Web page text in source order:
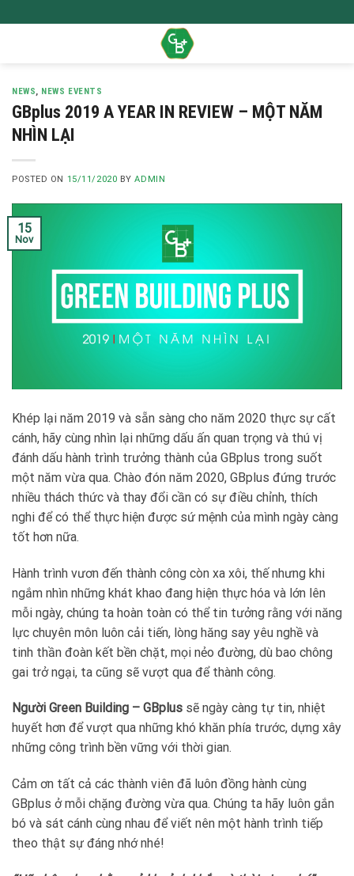
to
NEWS, NEWS EVENTS
GBplus 2019 A YEAR IN REVIEW – MỘT NĂM
NHÌN LẠI
POSTED ON 15/11/2020 BYADMIN
15
Nov
Khép lại năm 2019 và sẵn sàng cho năm 2020 thực sự cất
cánh, hãy cùng nhìn lại những dấu ấn quan trọng và thú vị
đánh dấu hành trình trưởng thành của GBplus trong suốt
một năm vừa qua. Chào đón năm 2020, GBplus đứng trước
nhiều thách thức và thay đổi cần có sự điều chỉnh, thích
nghi để có thể thực hiện được sứ mệnh của mình ngày càng
tốt hơn nữa.
Hành trình vươn đến thành công còn xa xôi, thế nhưng khi
ngắm nhìn những khát khao đang hiện thực hóa và lớn lên
mỗi ngày, chúng ta hoàn toàn có thể tin tưởng rằng với năng
lực chuyên môn luôn cải tiến, lòng hăng say yêu nghề và
tinh thần đoàn kết bền chặt, mọi nẻo đường, dù bao chông
gai trở ngại, ta cũng sẽ vượt qua để thành công.
Người Green Building – GBplus sẽ ngày càng tự tin, nhiệt
huyết hơn để vượt qua những khó khăn phía trước, dựng xây
những công trình bền vững với thời gian.
Cảm ơn tất cả các thành viên đã luôn đồng hành cùng
GBplus ở mỗi chặng đường vừa qua. Chúng ta hãy luôn gắn
bó và sát cánh cùng nhau để viết nên một hành trình tiếp
theo thật sự đáng nhớ nhé!